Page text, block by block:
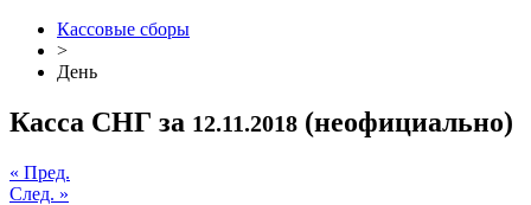
Кассовые сборы
>
День
Касса СНГ за 12.11.2018 (неофициально)
« Пред.
След. »